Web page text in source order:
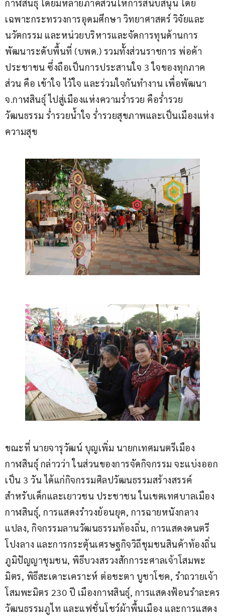
กาฬสินธุ์ โดยมีหลายภาคส่วนให้การสนับสนุน โดย
เฉพาะกระทรวงการอุดมศึกษา วิทยาศาสตร์ วิจัยและ
นวัตกรรม และหน่วยบริหารและจัดการทุนด้านการ
พัฒนาระดับพื้นที่ (บพด.) รวมทั้งส่วนราชการ พ่อค้า
ประชาชน ซึ่งถือเป็นการประสานใจ 3 ใจของทุกภาค
ส่วน คือ เข้าใจ ไว้ใจ และร่วมใจกันทำงาน เพื่อพัฒนา
จ.กาฬสินธุ์ ไปสู่เมืองแห่งความร่ำรวย คือร่ำรวย
วัฒนธรรม ร่ำรวยน้ำใจ ร่ำรวยสุขภาพและเป็นเมืองแห่ง
ความสุข
ขณะที่ นายจารุวัฒน์ บุญเพิ่ม นายกเทศมนตรีเมือง
กาฬสินธุ์ กล่าวว่า ในส่วนของการจัดกิจกรรม จะแบ่งออก
เป็น 3 วัน ได้แก่กิจกรรมศิลปวัฒนธรรมสร้างสรรค์
สำหรับเด็กและเยาวชน ประชาชน ในเขตเทศบาลเมือง
กาฬสินธุ์, การแสดงรำวงย้อนยุค, การฉายหนังกลาง
แปลง, กิจกรรมลานวัฒนธรรมท้องถิ่น, การแสดงดนตรี
โปงลาง และการกระตุ้นเศรษฐกิจวิถีชุมชนสินค้าท้องถิ่น
ภูมิปัญญาชุมชน, พิธีบวงสรวงสักการะศาลเจ้าโสมพะ
มิตร, พิธีสะเดาะเคราะห์ ต่อชะตา บูชาโชค, รำถวายเจ้า
โสมพะมิตร 230 ปี เมืองกาฬสินธุ์, การแสดงฟ้อนรำละคร
วัฒนธรรมภูไท และแฟชั่นโชว์ผ้าพื้นเมือง และการแสดง